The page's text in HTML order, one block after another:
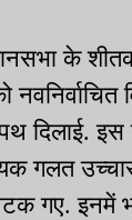
के
नवनिर्वाचित
दिलाई. इस
गलत
गए. इनमें